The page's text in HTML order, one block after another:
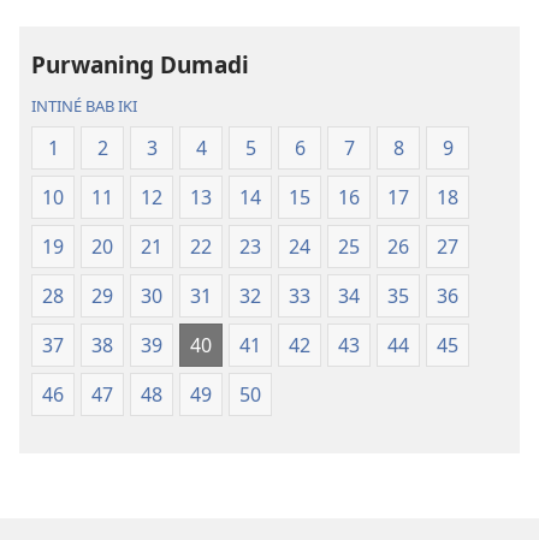
Purwaning Dumadi
INTINÉ BAB IKI
1 2 3 4 5 6 7 8
9
10
11 12 13 14 15 16 17
18
19
20 21 22 23 24 25 26
27
28
29 30 31 32 33 34 35
36
37
38 39 40 41 42 43 44
45
46
47 48 49 50